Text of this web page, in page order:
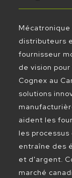
Mécatronique
distributeurs
fournisseur
de vision
Cognex au
solutions
aident les
les
entraîne des
et d'argent.
marché